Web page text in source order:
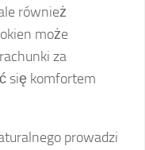
również
może
za
się komfortem
prowadzi